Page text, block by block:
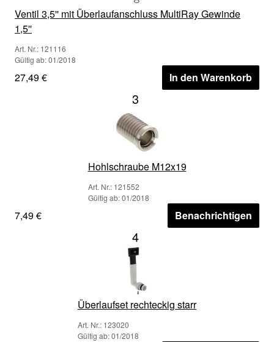
Ventil 3,5'' mit Überlaufanschluss MultiRay Gewinde
1,5''
Art. Nr.: 121116
Gültig ab: 01/2018
27,49 € In den Warenkorb
3
Hohlschraube M12x19
Art. Nr.: 121552
Gültig ab: 01/2018
7,49 € Benachrichtigen
4
Überlaufset rechteckig starr
Art. Nr.: 123020
Gültig ab: 01/2018